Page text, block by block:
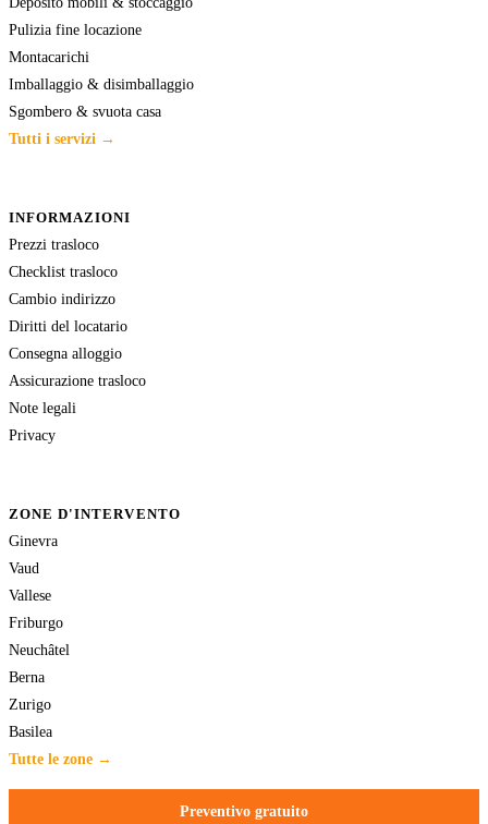
Pulizia fine locazione
Montacarichi
Imballaggio & disimballaggio
Sgombero & svuota casa
Tutti i servizi →
INFORMAZIONI
Prezzi trasloco
Checklist trasloco
Cambio indirizzo
Diritti del locatario
Consegna alloggio
Assicurazione trasloco
Note legali
Privacy
ZONE D'INTERVENTO
Ginevra
Vaud
Vallese
Friburgo
Neuchâtel
Berna
Zurigo
Basilea
Tutte le zone →
Preventivo gratuito